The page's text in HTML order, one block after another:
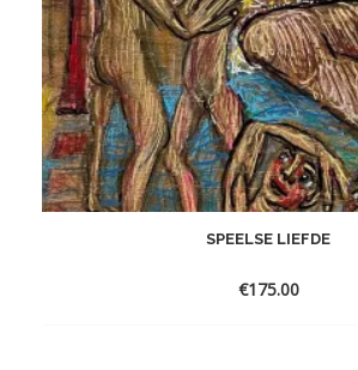
SPEELSE LIEFDE
€175.00